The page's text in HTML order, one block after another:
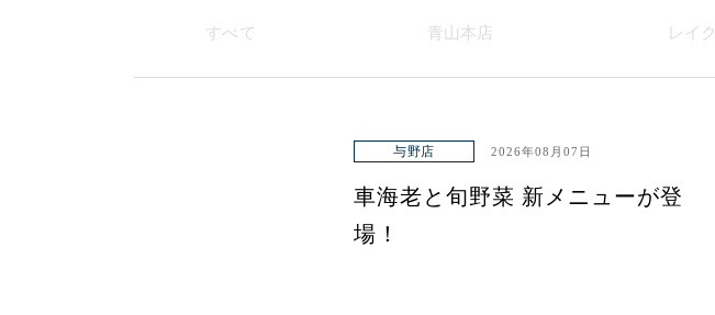
すべて 青山本店 レイク
与野店 2026年08月07日
車海老と旬野菜 新メニューが登
場！